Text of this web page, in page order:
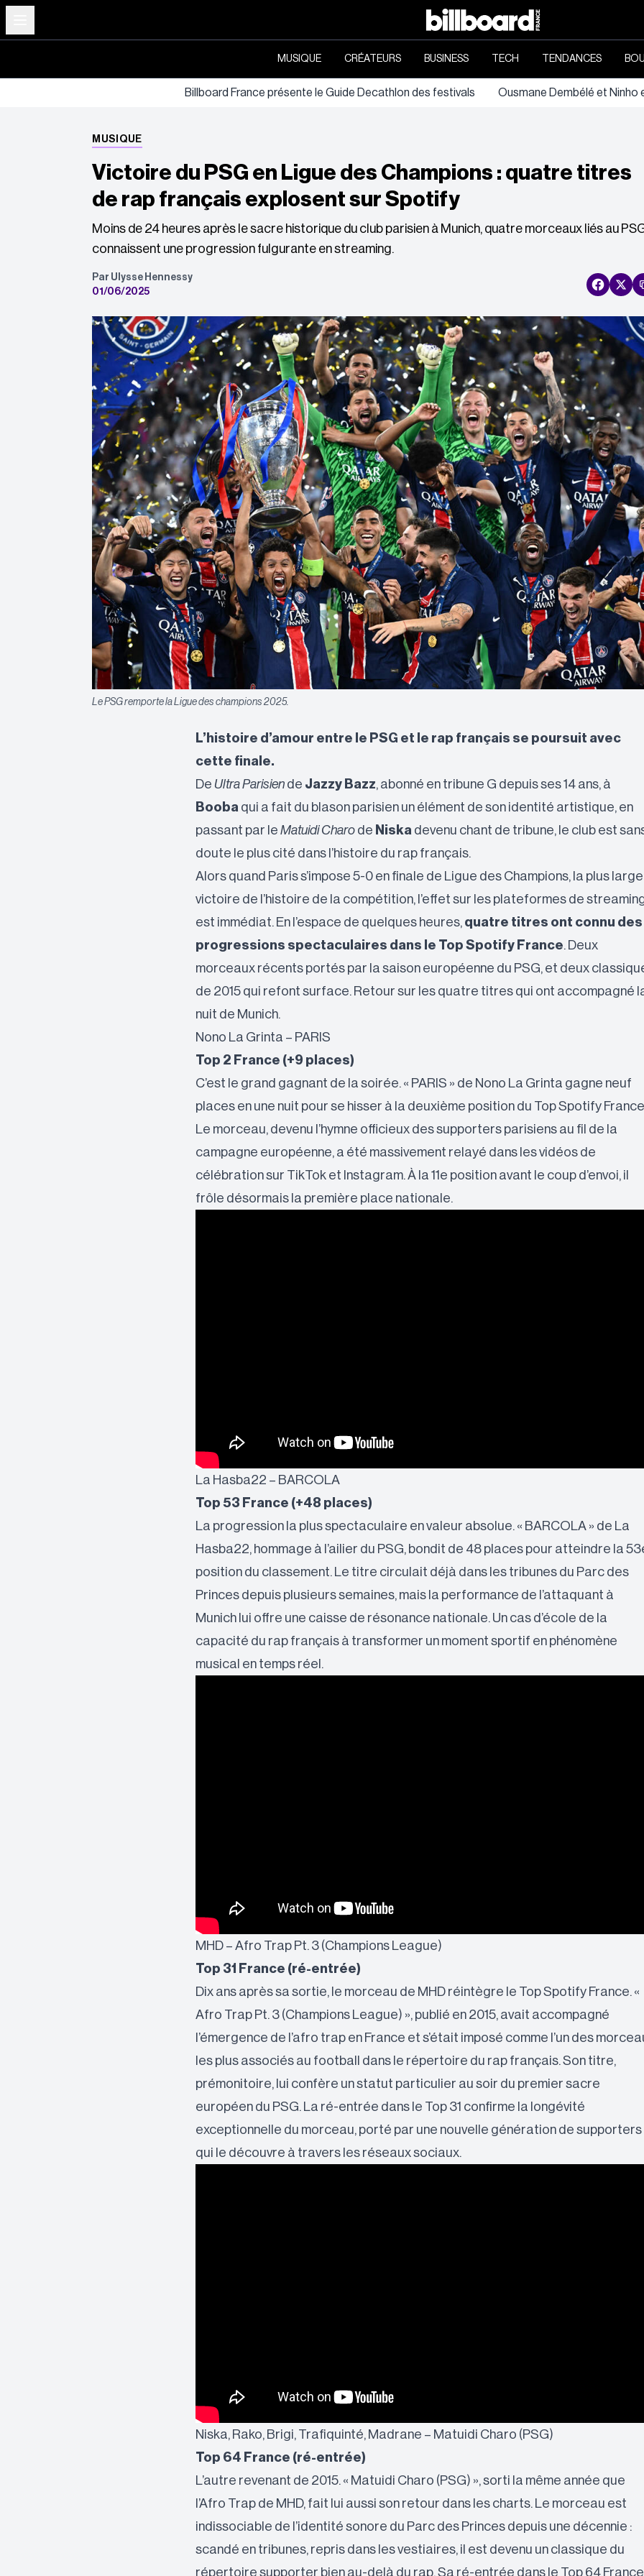
MUSIQUE CRÉATEURS BUSINESS TECH TENDANCES
Billboard France présente le Guide Decathlon des festivals Ousmane Dembélé et Ninho
MUSIQUE
Victoire du PSG en Ligue des Champions : quatre titres
de rap français explosent sur Spotify
Moins de 24 heures après le sacre historique du club parisien à Munich, quatre morceaux liés au
connaissent une progression fulgurante en streaming.
Par Ulysse Hennessy
01/06/2025
Le PSG remporte la Ligue des champions 2025.
L’histoire d’amour entre le PSG et le rap français se poursuit avec
cette finale.
De Ultra Parisien de Jazzy Bazz , abonné en tribune G depuis ses 14 ans, à
Booba qui a fait du blason parisien un élément de son identité artistique, en
passant par le Matuidi Charo de Niska devenu chant de tribune, le club est
doute le plus cité dans l’histoire du rap français.
Alors quand Paris s’impose 5-0 en finale de Ligue des Champions, la plus large
victoire de l’histoire de la compétition, l’effet sur les plateformes de
est immédiat. En l’espace de quelques heures, quatre titres ont connu des
progressions spectaculaires dans le Top Spotify France . Deux
morceaux récents portés par la saison européenne du PSG, et deux
de 2015 qui refont surface. Retour sur les quatre titres qui ont accompagné
nuit de Munich.
Nono La Grinta – PARIS
Top 2 France (+9 places)
C’est le grand gagnant de la soirée. « PARIS » de Nono La Grinta gagne neuf
places en une nuit pour se hisser à la deuxième position du Top Spotify
Le morceau, devenu l’hymne officieux des supporters parisiens au fil de la
campagne européenne, a été massivement relayé dans les vidéos de
célébration sur TikTok et Instagram. À la 11e position avant le coup d’envoi, il
frôle désormais la première place nationale.
La Hasba22 – BARCOLA
Top 53 France (+48 places)
La progression la plus spectaculaire en valeur absolue. « BARCOLA » de La
Hasba22, hommage à l’ailier du PSG, bondit de 48 places pour atteindre la
position du classement. Le titre circulait déjà dans les tribunes du Parc des
Princes depuis plusieurs semaines, mais la performance de l’attaquant à
Munich lui offre une caisse de résonance nationale. Un cas d’école de la
capacité du rap français à transformer un moment sportif en phénomène
musical en temps réel.
MHD – Afro Trap Pt. 3 (Champions League)
Top 31 France (ré-entrée)
Dix ans après sa sortie, le morceau de MHD réintègre le Top Spotify France. «
Afro Trap Pt. 3 (Champions League) », publié en 2015, avait accompagné
l’émergence de l’afro trap en France et s’était imposé comme l’un des
les plus associés au football dans le répertoire du rap français. Son titre,
prémonitoire, lui confère un statut particulier au soir du premier sacre
européen du PSG. La ré-entrée dans le Top 31 confirme la longévité
exceptionnelle du morceau, porté par une nouvelle génération de supporters
qui le découvre à travers les réseaux sociaux.
Niska, Rako, Brigi, Trafiquinté, Madrane – Matuidi Charo (PSG)
Top 64 France (ré-entrée)
L’autre revenant de 2015. « Matuidi Charo (PSG) », sorti la même année que
l’Afro Trap de MHD, fait lui aussi son retour dans les charts. Le morceau est
indissociable de l’identité sonore du Parc des Princes depuis une décennie :
scandé en tribunes, repris dans les vestiaires, il est devenu un classique du
répertoire supporter bien au-delà du rap. Sa ré-entrée dans le Top 64